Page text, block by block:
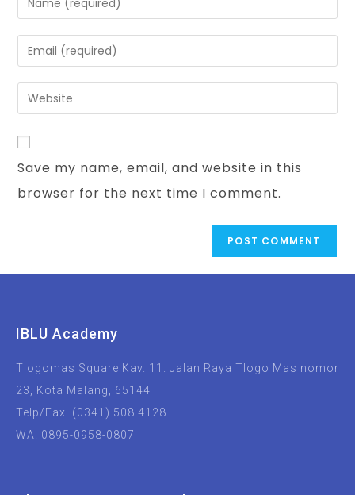
Save my name, email, and website in this
browser for the next time I comment.
IBLU Academy
Tlogomas Square Kav. 11. Jalan Raya Tlogo Mas nomor
23, Kota Malang, 65144
Telp/Fax. (0341) 508 4128
WA. 0895-0958-0807